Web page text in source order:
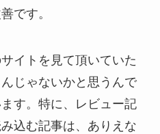
です。
イトを見て頂いていた
じゃないかと思うんで
す。特に、レビュー記
込む記事は、ありえな